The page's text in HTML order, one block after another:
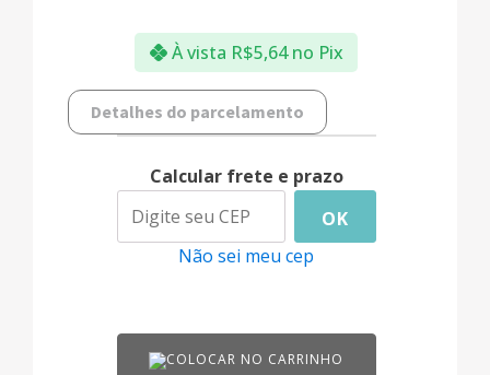
À vista R$5,64 no Pix
Detalhes do parcelamento
Calcular frete e prazo
OK
Não sei meu cep
COLOCAR NO CARRINHO